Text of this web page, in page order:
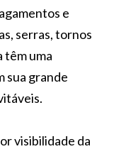
e
serras, tornos
têm uma
sua grande
visibilidade da